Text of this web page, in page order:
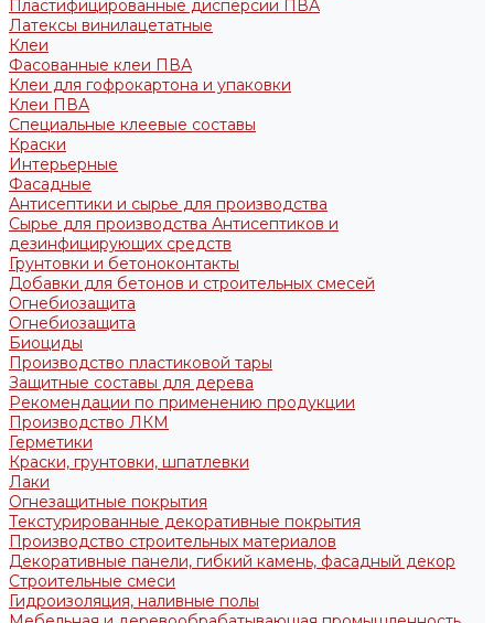
Пластифицированные дисперсии ПВА
Латексы винилацетатные
Клеи
Фасованные клеи ПВА
Клеи для гофрокартона и упаковки
Клеи ПВА
Специальные клеевые составы
Краски
Интерьерные
Фасадные
Антисептики и сырье для производства
Сырье для производства Антисептиков и
дезинфицирующих средств
Грунтовки и бетоноконтакты
Добавки для бетонов и строительных смесей
Огнебиозащита
Огнебиозащита
Биоциды
Производство пластиковой тары
Защитные составы для дерева
Рекомендации по применению продукции
Производство ЛКМ
Герметики
Краски, грунтовки, шпатлевки
Лаки
Огнезащитные покрытия
Текстурированные декоративные покрытия
Производство строительных материалов
Декоративные панели, гибкий камень, фасадный декор
Строительные смеси
Гидроизоляция, наливные полы